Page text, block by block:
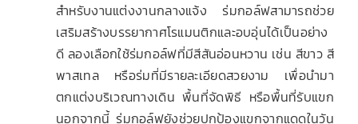
สำหรับงานแต่งงานกลางแจ้ง ร่มกอล์ฟสามารถช่วย
เสริมสร้างบรรยากาศโรแมนติกและอบอุ่นได้เป็นอย่าง
ดี ลองเลือกใช้ร่มกอล์ฟที่มีสีสันอ่อนหวาน เช่น สีขาว สี
พาสเทล หรือร่มที่มีรายละเอียดสวยงาม เพื่อนำมา
ตกแต่งบริเวณทางเดิน พื้นที่จัดพิธี หรือพื้นที่รับแขก
นอกจากนี้ ร่มกอล์ฟยังช่วยปกป้องแขกจากแดดในวัน